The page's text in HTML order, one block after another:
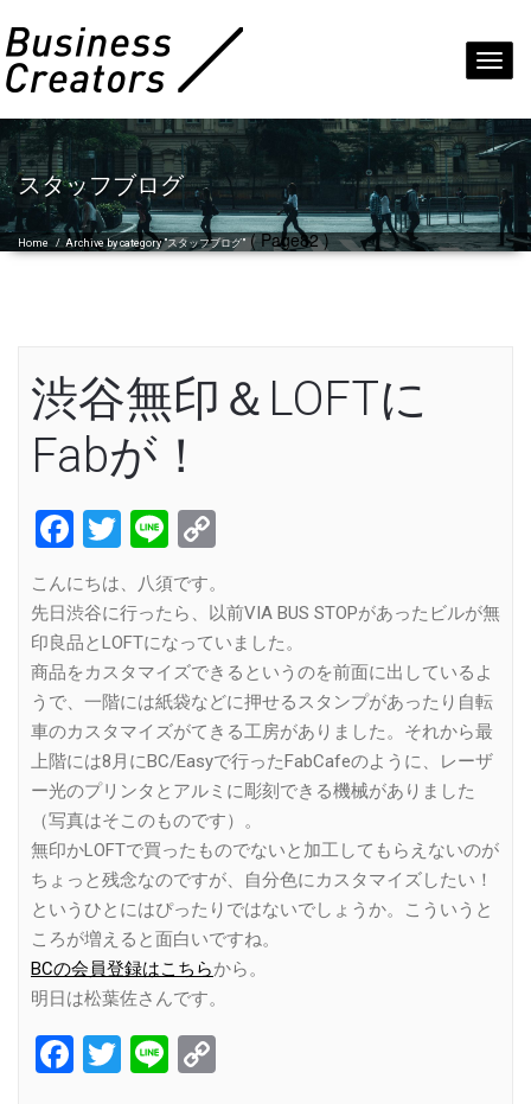
スタッフブログ
Home /Archive by category "スタッフブログ"( Page82 )
渋谷無印＆LOFTに
Fabが！
Facebook
Twitter
Line
こんにちは、八須です。
先日渋谷に行ったら、以前VIA BUS STOPがあったビルが無
印良品とLOFTになっていました。
商品をカスタマイズできるというのを前面に出しているよ
うで、一階には紙袋などに押せるスタンプがあったり自転
車のカスタマイズがてきる工房がありました。それから最
上階には8月にBC/Easyで行ったFabCafeのように、レーザ
ー光のプリンタとアルミに彫刻できる機械がありました
（写真はそこのものです）。
無印かLOFTで買ったものでないと加工してもらえないのが
ちょっと残念なのですが、自分色にカスタマイズしたい！
というひとにはぴったりではないでしょうか。こういうと
ころが増えると面白いですね。
BCの会員登録はこちらから。
明日は松葉佐さんです。
Facebook
Twitter
Line